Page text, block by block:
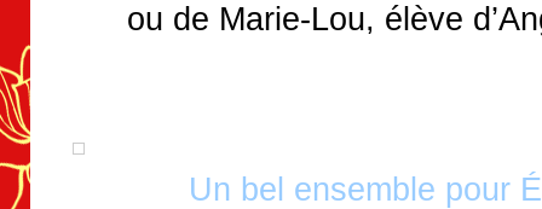
ou de Marie-Lou, élève
Un bel ensemble pour